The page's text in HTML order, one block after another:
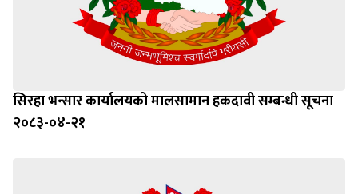
सिरहा भन्सार कार्यालयको मालसामान हकदावी सम्बन्धी सूचना
२०८३-०४-२१